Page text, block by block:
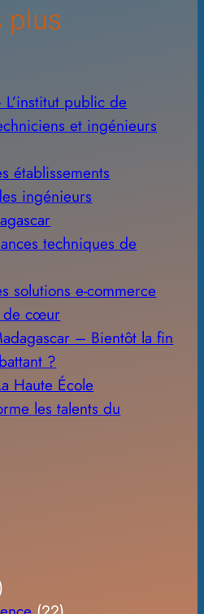
plus
public de
et ingénieurs
établissements
ingénieurs
techniques de
solutions e-commerce
de cœur
– Bientôt la fin
?
Haute École
les talents du